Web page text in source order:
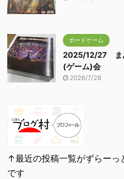
ボードゲーム
2025/12/27 ま
(ゲーム)会
2026/7/28
↑最近の投稿一覧がずらーっ
です